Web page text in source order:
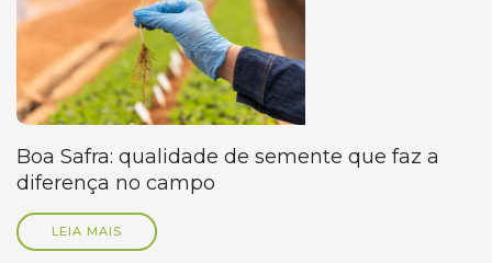
Boa Safra: qualidade de semente que faz a
diferença no campo
LEIA MAIS